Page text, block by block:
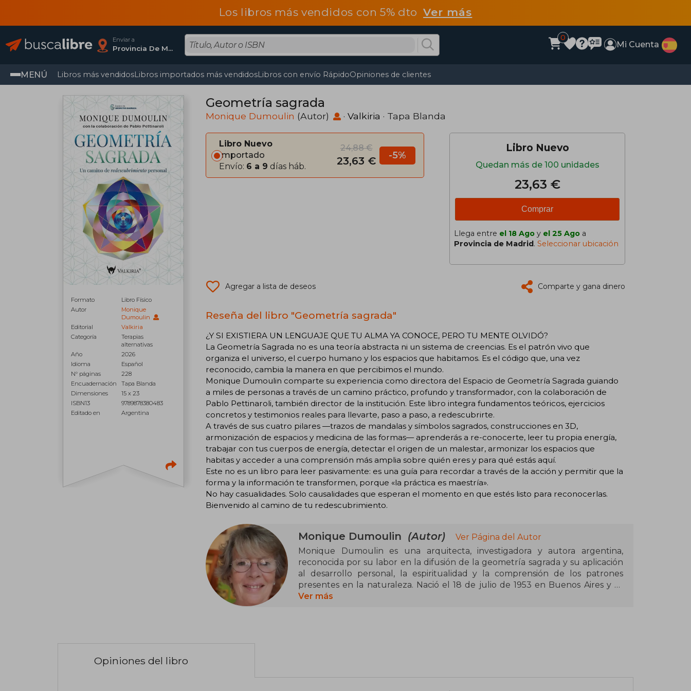
Los libros más vendidos con 5% dtoVer más
Enviar a
Provincia De Madrid
0
Mi Cuenta
MENÚ Libros más vendidosLibros importados más vendidosLibros con envío RápidoOpiniones de clientes
Formato
Libro Físico
Autor
Monique
Dumoulin
Editorial
Valkiria
Categoría
Terapias
alternativas
Año
2026
Idioma
Español
N° páginas
228
Encuadernación
Tapa Blanda
Dimensiones
15 x 23
ISBN13
9789878380483
Editado en
Argentina
Geometría sagrada
Monique Dumoulin (Autor) · Valkiria · Tapa Blanda
Libro Nuevo
Importado
Envío: 6 a 9 días háb.
24,88 €
23,63 € -5%
Libro Nuevo
Quedan más de 100 unidades
23,63 €
Comprar
Llega entre el 18 Ago y el 25 Ago a
Provincia de Madrid. Seleccionar ubicación
Agregar a lista de deseos Comparte y gana dinero
Reseña del libro "Geometría sagrada"
¿Y SI EXISTIERA UN LENGUAJE QUE TU ALMA YA CONOCE, PERO TU MENTE OLVIDÓ?
La Geometría Sagrada no es una teoría abstracta ni un sistema de creencias. Es el patrón vivo que
organiza el universo, el cuerpo humano y los espacios que habitamos. Es el código que, una vez
reconocido, cambia la manera en que percibimos el mundo.
Monique Dumoulin comparte su experiencia como directora del Espacio de Geometría Sagrada guiando
a miles de personas a través de un camino práctico, profundo y transformador, con la colaboración de
Pablo Pettinaroli, también director de la institución. Este libro integra fundamentos teóricos, ejercicios
concretos y testimonios reales para llevarte, paso a paso, a redescubrirte.
A través de sus cuatro pilares —trazos de mandalas y símbolos sagrados, construcciones en 3D,
armonización de espacios y medicina de las formas— aprenderás a re-conocerte, leer tu propia energía,
trabajar con tus cuerpos de energía, detectar el origen de un malestar, armonizar los espacios que
habitas y acceder a una comprensión más amplia sobre quién eres y para qué estás aquí.
Este no es un libro para leer pasivamente: es una guía para recordar a través de la acción y permitir que la
forma y la información te transformen, porque «la práctica es maestría».
No hay casualidades. Solo causalidades que esperan el momento en que estés listo para reconocerlas.
Bienvenido al camino de tu redescubrimiento.
Monique Dumoulin (Autor)
Ver Página del Autor
Monique Dumoulin es una arquitecta, investigadora y autora argentina,
reconocida por su labor en la difusión de la geometría sagrada y su aplicación
al desarrollo personal, la espiritualidad y la comprensión de los patrones
presentes en la naturaleza. Nació el 18 de julio de 1953 en Buenos Aires y se
graduó como arquitecta en la Universidad de Buenos Aires (UBA) en 1979. A
cual ha impartido cursos, talleres y conferencias para miles de estudiantes en
Ver más
Opiniones del libro